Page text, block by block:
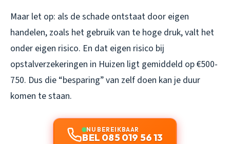
Maar let op: als de schade ontstaat door eigen
handelen, zoals het gebruik van te hoge druk, valt het
onder eigen risico. En dat eigen risico bij
opstalverzekeringen in Huizen ligt gemiddeld op €500-
750. Dus die “besparing” van zelf doen kan je duur
komen te staan.
NU BEREIKBAAR
BEL 085 019 56 13